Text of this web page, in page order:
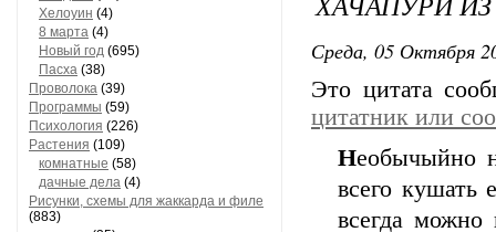
Хелоуин (4)
8 марта (4)
Новый год (695)
Пасха (38)
Проволока (39)
Программы (59)
Психология (226)
Растения (109)
комнатные (58)
дачные дела (4)
Рисунки, схемы для жаккарда и филе
(883)
Среда, 05 Октября
Это цитата
цитатник или
Необычыйно
всего кушать
всегда можно